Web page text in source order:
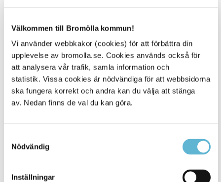
Välkommen till Bromölla kommun!
Vi använder webbkakor (cookies) för att förbättra din
upplevelse av bromolla.se. Cookies används också för
att analysera vår trafik, samla information och
statistik. Vissa cookies är nödvändiga för att webbsidorna
ska fungera korrekt och andra kan du välja att stänga
av. Nedan finns de val du kan göra.
Nödvändig
Inställningar
Avtalsvillkor inmatning
avtalsvillkor för inmatning.